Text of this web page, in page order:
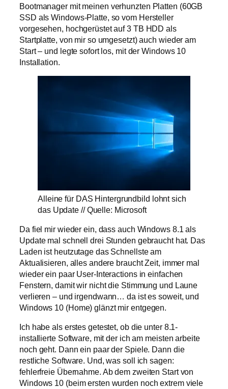
Bootmanager mit meinen verhunzten Platten (60GB
SSD als Windows-Platte, so vom Hersteller
vorgesehen, hochgerüstet auf 3 TB HDD als
Startplatte, von mir so umgesetzt) auch wieder am
Start – und legte sofort los, mit der Windows 10
Installation.
Alleine für DAS Hintergrundbild lohnt sich
das Update // Quelle: Microsoft
Da fiel mir wieder ein, dass auch Windows 8.1 als
Update mal schnell drei Stunden gebraucht hat. Das
Laden ist heutzutage das Schnellste am
Aktualisieren, alles andere braucht Zeit, immer mal
wieder ein paar User-Interactions in einfachen
Fenstern, damit wir nicht die Stimmung und Laune
verlieren – und irgendwann… da ist es soweit, und
Windows 10 (Home) glänzt mir entgegen.
Ich habe als erstes getestet, ob die unter 8.1-
installierte Software, mit der ich am meisten arbeite
noch geht. Dann ein paar der Spiele. Dann die
restliche Software. Und, was soll ich sagen:
fehlerfreie Übernahme. Ab dem zweiten Start von
Windows 10 (beim ersten wurden noch extrem viele